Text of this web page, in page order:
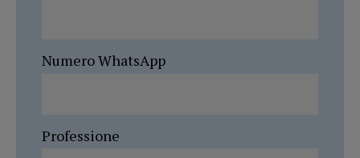
Numero WhatsApp
Professione